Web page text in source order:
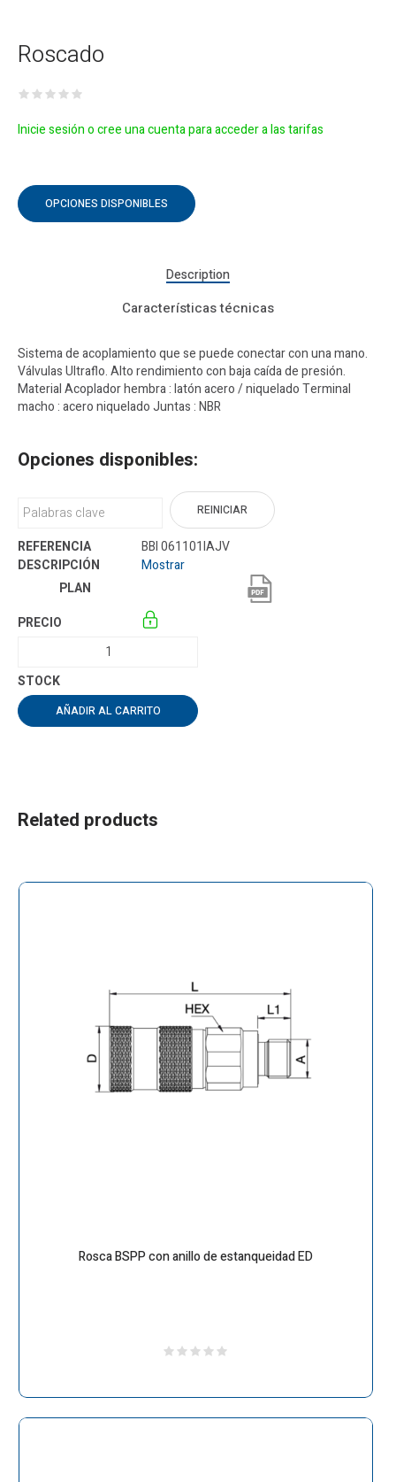
Roscado
Inicie sesión o cree una cuenta para acceder a las tarifas
OPCIONES DISPONIBLES
Description
Características técnicas
Sistema de acoplamiento que se puede conectar con una mano.
Válvulas Ultraflo. Alto rendimiento con baja caída de presión.
Material Acoplador hembra : latón acero / niquelado Terminal
macho : acero niquelado Juntas : NBR
Opciones disponibles:
REINICIAR
BBI 061101IAJV
Mostrar
AÑADIR AL CARRITO
Related products
Rosca BSPP con anillo de estanqueidad ED